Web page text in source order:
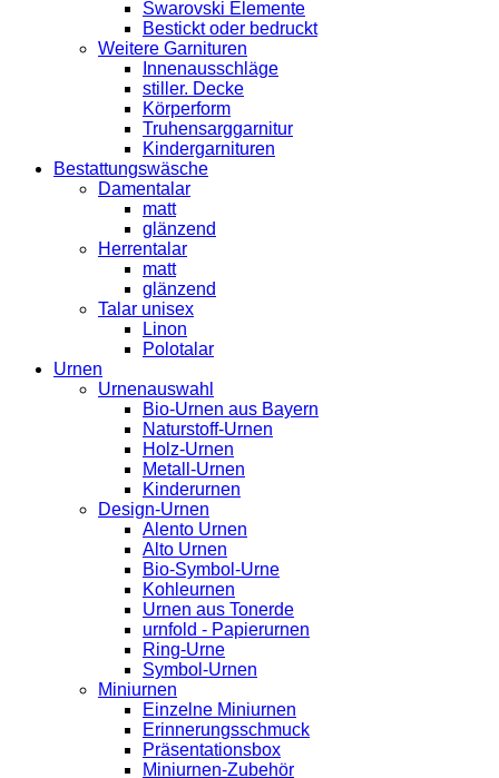
Swarovski Elemente
Bestickt oder bedruckt
Weitere Garnituren
Innenausschläge
stiller. Decke
Körperform
Truhensarggarnitur
Kindergarnituren
Bestattungswäsche
Damentalar
matt
glänzend
Herrentalar
matt
glänzend
Talar unisex
Linon
Polotalar
Urnen
Urnenauswahl
Bio-Urnen aus Bayern
Naturstoff-Urnen
Holz-Urnen
Metall-Urnen
Kinderurnen
Design-Urnen
Alento Urnen
Alto Urnen
Bio-Symbol-Urne
Kohleurnen
Urnen aus Tonerde
urnfold - Papierurnen
Ring-Urne
Symbol-Urnen
Miniurnen
Einzelne Miniurnen
Erinnerungsschmuck
Präsentationsbox
Miniurnen-Zubehör